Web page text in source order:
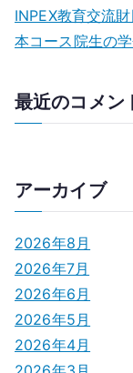
INPEX教育交流
本コース院生の
最近のコメン
アーカイブ
2026年8月
2026年7月
2026年6月
2026年5月
2026年4月